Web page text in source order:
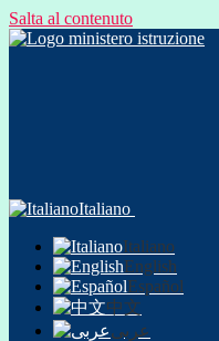
Salta al contenuto
Italiano
Italiano
English
Español
中文
عربى